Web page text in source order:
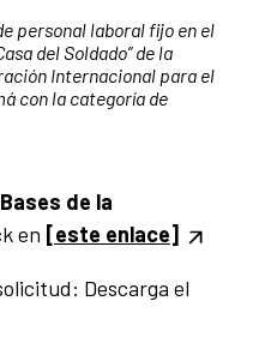
personal laboral fijo en el
del Soldado” de la
Internacional para el
con la categoría de
Bases de la
en [este enlace]
Descarga el